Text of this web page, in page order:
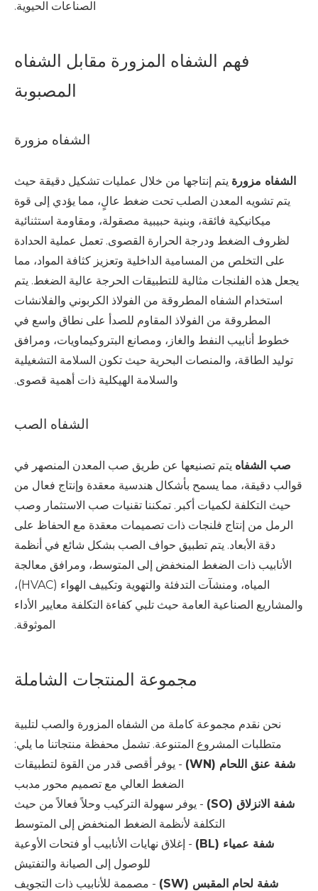
الصناعات الحيوية.
فهم الشفاه المزورة مقابل الشفاه
المصبوبة
الشفاه مزورة
الشفاه مزورة يتم إنتاجها من خلال عمليات تشكيل دقيقة حيث
يتم تشويه المعدن الصلب تحت ضغط عالٍ، مما يؤدي إلى قوة
ميكانيكية فائقة، وبنية حبيبية مصقولة، ومقاومة استثنائية
لظروف الضغط ودرجة الحرارة القصوى. تعمل عملية الحدادة
على التخلص من المسامية الداخلية وتعزيز كثافة المواد، مما
يجعل هذه الفلنجات مثالية للتطبيقات الحرجة عالية الضغط. يتم
استخدام الشفاه المطروقة من الفولاذ الكربوني والفلانشات
المطروقة من الفولاذ المقاوم للصدأ على نطاق واسع في
خطوط أنابيب النفط والغاز، ومصانع البتروكيماويات، ومرافق
توليد الطاقة، والمنصات البحرية حيث تكون السلامة التشغيلية
والسلامة الهيكلية ذات أهمية قصوى.
الشفاه الصب
صب الشفاه يتم تصنيعها عن طريق صب المعدن المنصهر في
قوالب دقيقة، مما يسمح بأشكال هندسية معقدة وإنتاج فعال من
حيث التكلفة لكميات أكبر. تمكننا تقنيات صب الاستثمار وصب
الرمل من إنتاج فلنجات ذات تصميمات معقدة مع الحفاظ على
دقة الأبعاد. يتم تطبيق حواف الصب بشكل شائع في أنظمة
الأنابيب ذات الضغط المنخفض إلى المتوسط، ومرافق معالجة
المياه، ومنشآت التدفئة والتهوية وتكييف الهواء (HVAC)،
والمشاريع الصناعية العامة حيث تلبي كفاءة التكلفة معايير الأداء
الموثوقة.
مجموعة المنتجات الشاملة
نحن نقدم مجموعة كاملة من الشفاه المزورة والصب لتلبية
متطلبات المشروع المتنوعة. تشمل محفظة منتجاتنا ما يلي:
شفة عنق اللحام (WN)
- يوفر أقصى قدر من القوة لتطبيقات
الضغط العالي مع تصميم محور مدبب
شفة الانزلاق (SO)
- يوفر سهولة التركيب وحلاً فعالاً من حيث
التكلفة لأنظمة الضغط المنخفض إلى المتوسط
شفة عمياء (BL)
- إغلاق نهايات الأنابيب أو فتحات الأوعية
للوصول إلى الصيانة والتفتيش
شفة لحام المقبس (SW)
- مصممة للأنابيب ذات التجويف